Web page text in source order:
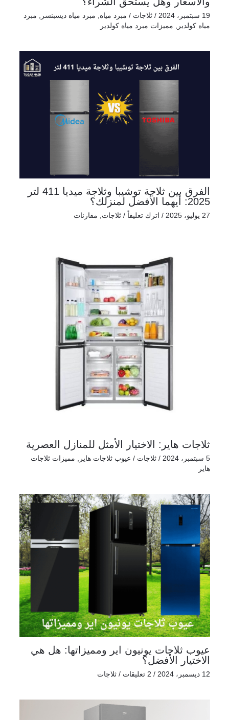
19 سبتمبر، 2024 /ثلاجات / مبرد مياه, مبرد مياه ديسبنسر , مبرد
مياه كولدير , مميزات مبرد مياه كولدير
الفرق بين ثلاجة توشيبا وثلاجة ميديا 411 لتر
2025: أيهما الأفضل لمنزلك؟
27 يوليو، 2025 / اترك تعليقاً /ثلاجات مقارنات
ثلاجات هاير: الاختيار الأمثل للمنازل العصرية
5 سبتمبر، 2024 /ثلاجات / عيوب ثلاجات هاير
مميزات ثلاجات
هاير
عيوب ثلاجات يونيون اير ومميزاتها: هل هي
الاختيار الأفضل؟
12 ديسمبر، 2024 / 2 تعليقات /ثلاجات